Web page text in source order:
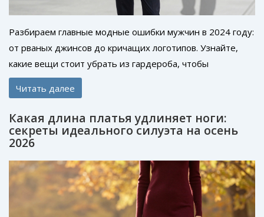
Разбираем главные модные ошибки мужчин в 2024 году:
от рваных джинсов до кричащих логотипов. Узнайте,
какие вещи стоит убрать из гардероба, чтобы
выглядеть стильно и современно.
Читать далее
Какая длина платья удлиняет ноги:
секреты идеального силуэта на осень
2026